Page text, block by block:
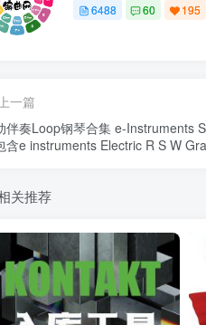
6488 60 195
上一篇
伴奏Loop钢琴合集 e-Instruments
含e instruments Electric R S W
关推荐